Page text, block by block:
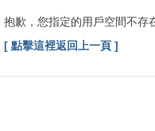
抱歉，您指定的用戶空間不存
[ 點擊這裡返回上一頁 ]